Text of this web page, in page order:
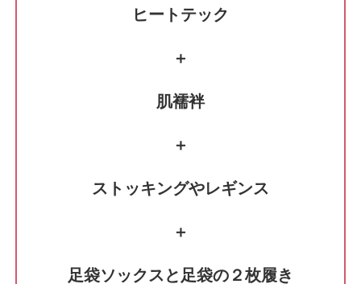
ヒートテック
＋
肌襦袢
＋
ストッキングやレギンス
＋
足袋ソックスと足袋の２枚履き